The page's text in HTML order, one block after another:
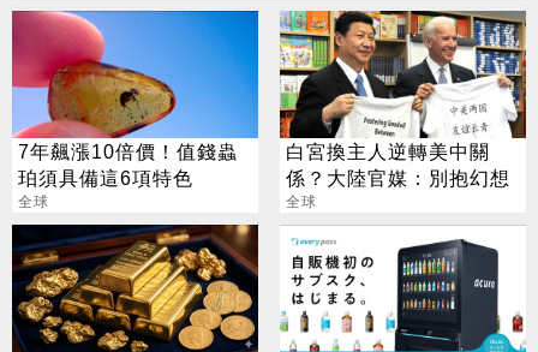
7年飆漲10倍價！值錢蟲
珀須具備這6項特色
全球
白宮換主人逆轉美中關
係？大陸官媒：別抱幻想
全球